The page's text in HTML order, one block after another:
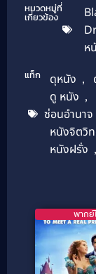
หมวดหมู่ที่
เกี่ยวข้อง
ห
แท็ก ดุหนัง ,
ดู หนัง ,
ซ่อนอำนาจ
หนังจิตวิ
หนังฝรั่ง ,
พากย์